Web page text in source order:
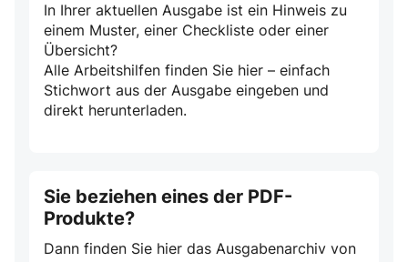
In Ihrer aktuellen Ausgabe ist ein Hinweis zu
einem Muster, einer Checkliste oder einer
Übersicht?
Alle Arbeitshilfen finden Sie hier – einfach
Stichwort aus der Ausgabe eingeben und
direkt herunterladen.
Sie beziehen eines der PDF-
Produkte?
Dann finden Sie hier das Ausgabenarchiv von